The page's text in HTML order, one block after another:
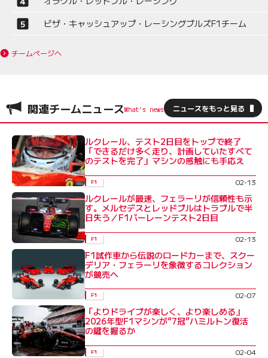
ビザ・キャッシュアップ・レーシングブルズF1チーム
チームページへ
関連チームニュース ニュースをもっと見る
ルクレール、テスト2日目をトップで終了
「できるだけ多く走り、計画していたすべて
のテストを完了」マシンの感触にも手応え
F1 02-13
ルクレールが最速、フェラーリが信頼性も示
す。メルセデスとレッドブルはトラブルで半
日失う／F1バーレーンテスト2日目
F1 02-13
F1試作車から伝説のロードカーまで、スクー
デリア・フェラーリを象徴するコレクション
が競売へ
F1 02-07
「よりドライブが楽しく、より楽しめる」
2026年型F1マシンが“7冠”ハミルトン復活
の鍵を握るか
F1 02-04